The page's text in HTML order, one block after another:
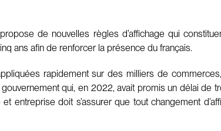
de nouvelles règles d’affichage qui
ans afin de renforcer la présence du français.
rapidement sur des milliers de
qui, en 2022, avait promis un délai de
entreprise doit s’assurer que tout changement